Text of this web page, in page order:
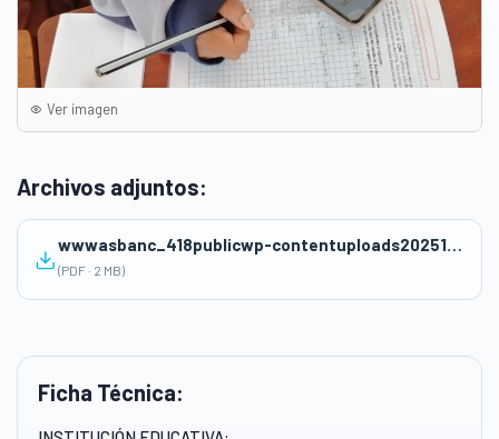
Ficha Técnica:
Ver imagen
Archivos adjuntos:
wwwasbanc_418publicwp-contentuploads202511SESION-AHORROPROVICIONAL.pdf
(PDF · 2 MB)